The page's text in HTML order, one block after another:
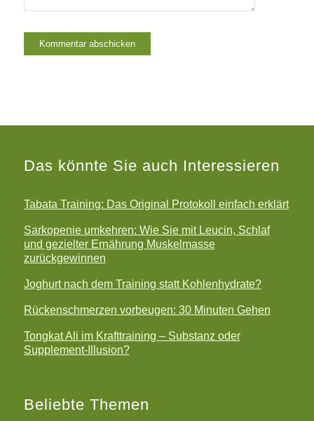
Das könnte Sie auch Interessieren
Tabata Training: Das Original Protokoll einfach erklärt
Sarkopenie umkehren: Wie Sie mit Leucin, Schlaf
und gezielter Ernährung Muskelmasse
zurückgewinnen
Joghurt nach dem Training statt Kohlenhydrate?
Rückenschmerzen vorbeugen: 30 Minuten Gehen
Tongkat Ali im Krafttraining – Substanz oder
Supplement-Illusion?
Beliebte Themen